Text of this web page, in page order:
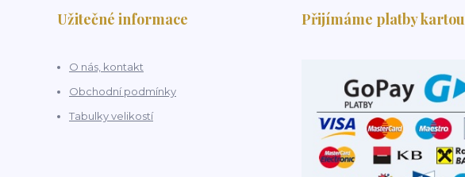
Užitečné informace
O nás, kontakt
Obchodní podmínky
Tabulky velikostí
Přijímáme platby kartou